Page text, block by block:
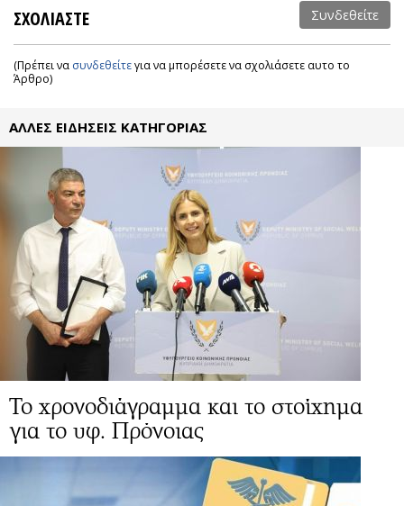
ΣΧΟΛΙΑΣΤΕ Συνδεθείτε
(Πρέπει να συνδεθείτεγια να μπορέσετε να σχολιάσετε αυτο το
Άρθρο)
ΑΛΛΕΣ ΕΙΔΗΣΕΙΣ ΚΑΤΗΓΟΡΙΑΣ
Το χρονοδιάγραμμα και το στοίχημα
για το υφ. Πρόνοιας